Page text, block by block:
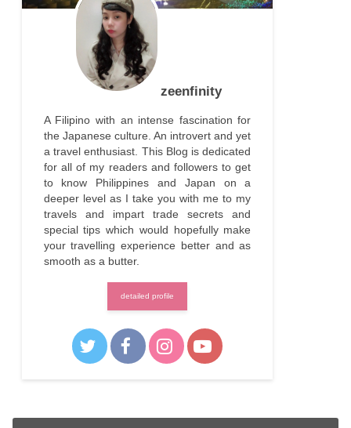
zeenfinity
A Filipino with an intense fascination for
the Japanese culture. An introvert and yet
a travel enthusiast. This Blog is dedicated
for all of my readers and followers to get
to know Philippines and Japan on a
deeper level as I take you with me to my
travels and impart trade secrets and
special tips which would hopefully make
your travelling experience better and as
smooth as a butter.
detailed profile